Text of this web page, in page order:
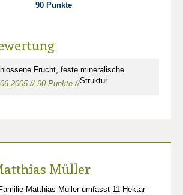
90 Punkte
Frucht, feste mineralische
Struktur
// 90 Punkte //
Müller
Matthias Müller umfasst 11 Hektar